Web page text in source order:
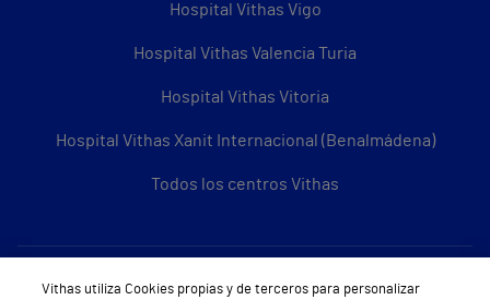
Hospital Vithas Vigo
Hospital Vithas Valencia Turia
Hospital Vithas Vitoria
Hospital Vithas Xanit Internacional (Benalmádena)
Todos los centros Vithas
Sobre Vithas
Vithas utiliza Cookies propias y de terceros para personalizar